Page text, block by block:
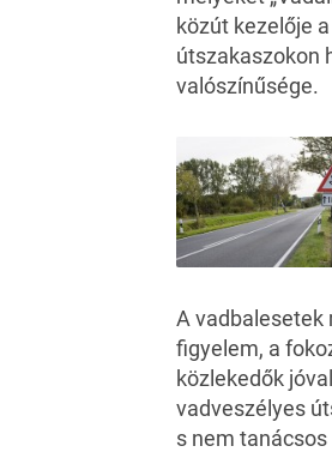
közút kezelője
útszakaszokon
valószínűsége.
A vadbalesetek
figyelem, a
közlekedők
vadveszélyes
s nem